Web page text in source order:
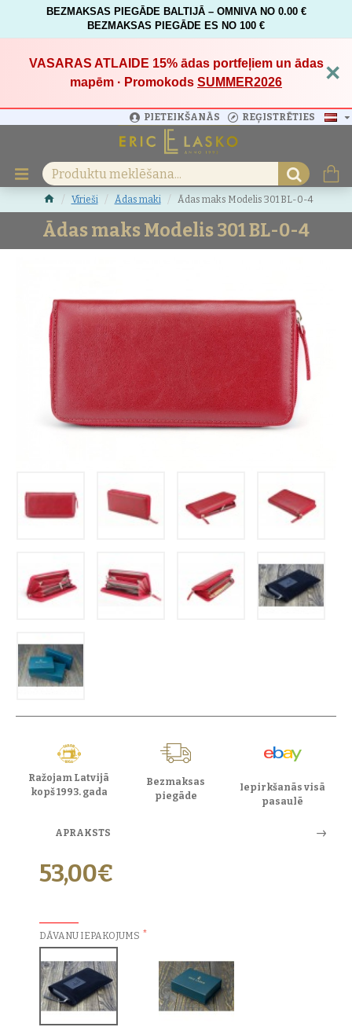
BEZMAKSAS PIEGĀDE BALTIJĀ – OMNIVA NO 0.00 €
BEZMAKSAS PIEGĀDE ES NO 100 €
VASARAS ATLAIDE 15%ādas portfeļiem un ādas
mapēm · Promokods SUMMER2026 ×
PIETEIKŠANĀS REĢISTRĒTIES
Vīrieši Ādas maki Ādas maks Modelis 301 BL-0-4
Ādas maks Modelis 301 BL-0-4
Ražojam Latvijā
kopš 1993. gada
Bezmaksas
piegāde
Iepirkšanās visā
pasaulē
APRAKSTS
53,00€
DĀVANU IEPAKOJUMS